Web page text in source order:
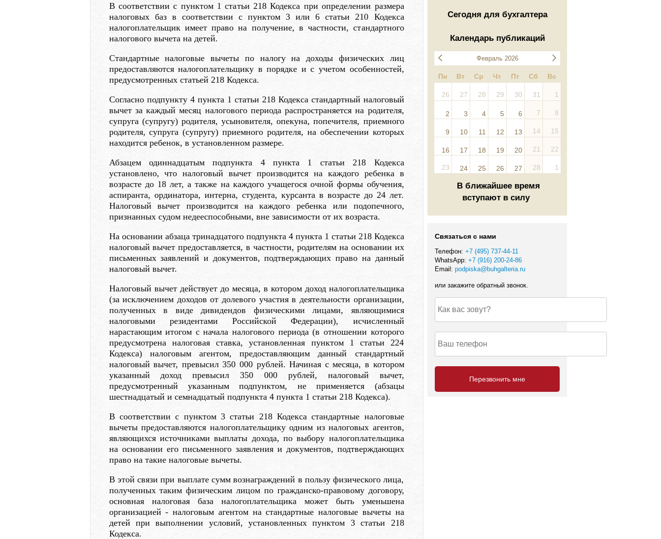
В соответствии с пунктом 1 статьи 218 Кодекса при определении размера
налоговых баз в соответствии с пунктом 3 или 6 статьи 210 Кодекса
налогоплательщик имеет право на получение, в частности, стандартного
налогового вычета на детей.
Стандартные налоговые вычеты по налогу на доходы физических лиц
предоставляются налогоплательщику в порядке и с учетом особенностей,
предусмотренных статьей 218 Кодекса.
Согласно подпункту 4 пункта 1 статьи 218 Кодекса стандартный налоговый
вычет за каждый месяц налогового периода распространяется на родителя,
супруга (супругу) родителя, усыновителя, опекуна, попечителя, приемного
родителя, супруга (супругу) приемного родителя, на обеспечении которых
находится ребенок, в установленном размере.
Абзацем одиннадцатым подпункта 4 пункта 1 статьи 218 Кодекса
установлено, что налоговый вычет производится на каждого ребенка в
возрасте до 18 лет, а также на каждого учащегося очной формы обучения,
аспиранта, ординатора, интерна, студента, курсанта в возрасте до 24 лет.
Налоговый вычет производится на каждого ребенка или подопечного,
признанных судом недееспособными, вне зависимости от их возраста.
На основании абзаца тринадцатого подпункта 4 пункта 1 статьи 218 Кодекса
налоговый вычет предоставляется, в частности, родителям на основании их
письменных заявлений и документов, подтверждающих право на данный
налоговый вычет.
Налоговый вычет действует до месяца, в котором доход налогоплательщика
(за исключением доходов от долевого участия в деятельности организации,
полученных в виде дивидендов физическими лицами, являющимися
налоговыми резидентами Российской Федерации), исчисленный
нарастающим итогом с начала налогового периода (в отношении которого
предусмотрена налоговая ставка, установленная пунктом 1 статьи 224
Кодекса) налоговым агентом, предоставляющим данный стандартный
налоговый вычет, превысил 350 000 рублей. Начиная с месяца, в котором
указанный доход превысил 350 000 рублей, налоговый вычет,
предусмотренный указанным подпунктом, не применяется (абзацы
шестнадцатый и семнадцатый подпункта 4 пункта 1 статьи 218 Кодекса).
В соответствии с пунктом 3 статьи 218 Кодекса стандартные налоговые
вычеты предоставляются налогоплательщику одним из налоговых агентов,
являющихся источниками выплаты дохода, по выбору налогоплательщика
на основании его письменного заявления и документов, подтверждающих
право на такие налоговые вычеты.
В этой связи при выплате сумм вознаграждений в пользу физического лица,
полученных таким физическим лицом по гражданско-правовому договору,
основная налоговая база налогоплательщика может быть уменьшена
организацией - налоговым агентом на стандартные налоговые вычеты на
детей при выполнении условий, установленных пунктом 3 статьи 218
Кодекса.
Сегодня для бухгалтера
Календарь публикаций
Февраль 2026
Пн Вт Ср Чт Пт Сб Вс
26 27 28 29 30 31 1
2 3 4 5 6 7 8
9 10 11 12 13 14 15
16 17 18 19 20 21 22
23 24 25 26 27 28 1
В ближайшее время
вступают в силу
Связаться с нами
Телефон: +7 (495) 737-44-11
WhatsApp: +7 (916) 200-24-86
Email: podpiska@buhgalteria.ru
или закажите обратный звонок.